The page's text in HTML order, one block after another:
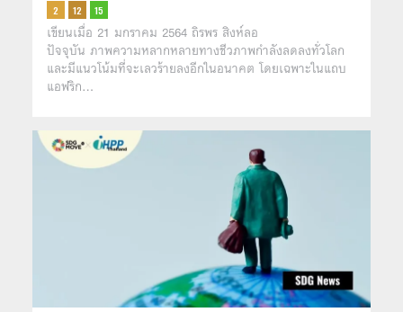
เขียนเมื่อ 21 มกราคม 2564 ถิรพร สิงห์ลอ
ปัจจุบัน ภาพความหลากหลายทางชีวภาพกำลังลดลงทั่วโลก
และมีแนวโน้มที่จะเลวร้ายลงอีกในอนาคต โดยเฉพาะในแถบ
แอฟริก…